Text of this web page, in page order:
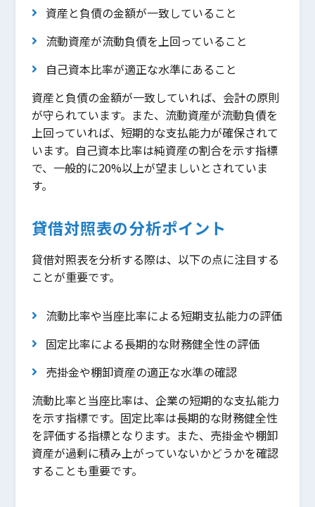
資産と負債の金額が一致していること
流動資産が流動負債を上回っていること
自己資本比率が適正な水準にあること
資産と負債の金額が一致していれば、会計の原則
が守られています。また、流動資産が流動負債を
上回っていれば、短期的な支払能力が確保されて
います。自己資本比率は純資産の割合を示す指標
で、一般的に20%以上が望ましいとされていま
す。
貸借対照表の分析ポイント
貸借対照表を分析する際は、以下の点に注目する
ことが重要です。
流動比率や当座比率による短期支払能力の評価
固定比率による長期的な財務健全性の評価
売掛金や棚卸資産の適正な水準の確認
流動比率と当座比率は、企業の短期的な支払能力
を示す指標です。固定比率は長期的な財務健全性
を評価する指標となります。また、売掛金や棚卸
資産が過剰に積み上がっていないかどうかを確認
することも重要です。